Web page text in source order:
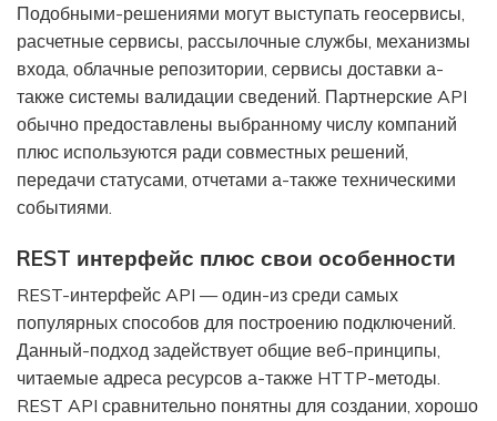
Подобными-решениями могут выступать геосервисы,
расчетные сервисы, рассылочные службы, механизмы
входа, облачные репозитории, сервисы доставки а-
также системы валидации сведений. Партнерские API
обычно предоставлены выбранному числу компаний
плюс используются ради совместных решений,
передачи статусами, отчетами а-также техническими
событиями.
REST интерфейс плюс свои особенности
REST-интерфейс API — один-из среди самых
популярных способов для построению подключений.
Данный-подход задействует общие веб-принципы,
читаемые адреса ресурсов а-также HTTP-методы.
REST API сравнительно понятны для создании, хорошо